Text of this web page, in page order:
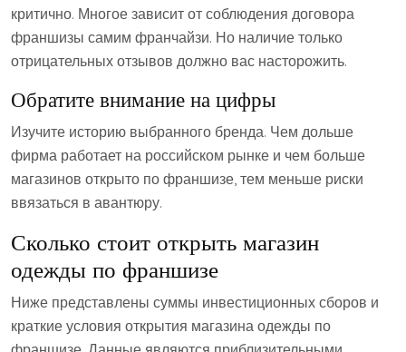
критично. Многое зависит от соблюдения договора
франшизы самим франчайзи. Но наличие только
отрицательных отзывов должно вас насторожить.
Обратите внимание на цифры
Изучите историю выбранного бренда. Чем дольше
фирма работает на российском рынке и чем больше
магазинов открыто по франшизе, тем меньше риски
ввязаться в авантюру.
Сколько стоит открыть магазин
одежды по франшизе
Ниже представлены суммы инвестиционных сборов и
краткие условия открытия магазина одежды по